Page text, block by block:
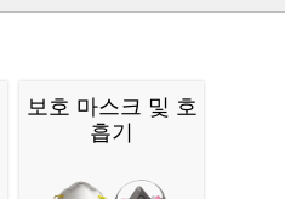
보호 마스크 및 호
흡기